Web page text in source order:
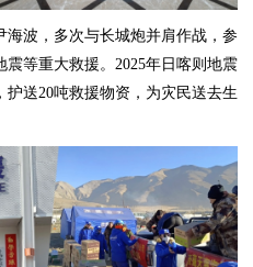
海波，多次与长城炮并肩作战，参
等重大救援。2025年日喀则地震
送20吨救援物资，为灾民送去生